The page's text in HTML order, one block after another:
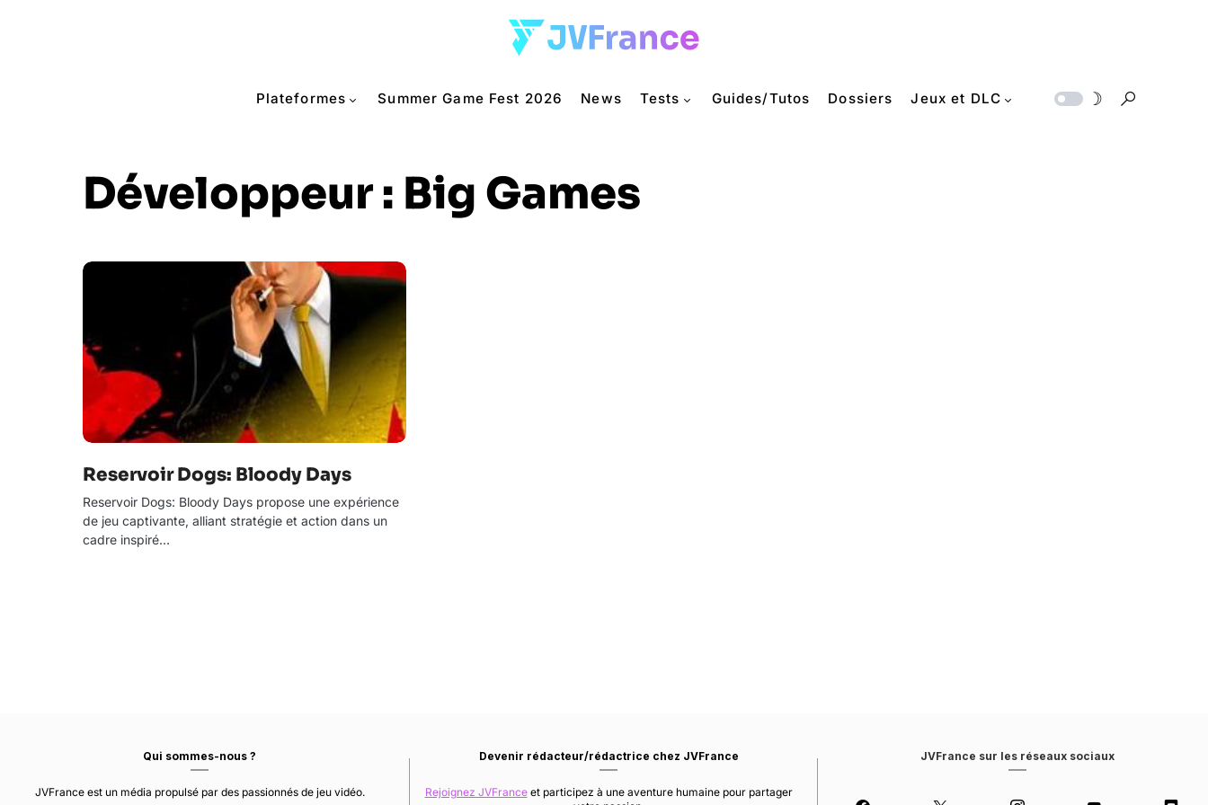
Plateformes Summer Game Fest 2026 News Tests Guides/Tutos Dossiers Jeux et DLC
Développeur : Big Games
Reservoir Dogs: Bloody Days
Reservoir Dogs: Bloody Days propose une expérience
de jeu captivante, alliant stratégie et action dans un
cadre inspiré…
Qui sommes-nous ?
JVFrance est un média propulsé par des passionnés de jeu vidéo.
Devenir rédacteur/rédactrice chez JVFrance
Rejoignez JVFranceet participez à une aventure humaine pour partager
JVFrance sur les réseaux sociaux